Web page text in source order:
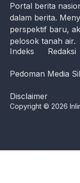
Portal berita
dalam berita.
perspektif baru,
pelosok tanah air.
Indeks
Redaksi
Pedoman Media
Disclaimer
Copyright © 2026